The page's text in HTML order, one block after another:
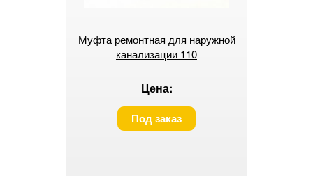
Муфта ремонтная для наружной
канализации 110
Цена:
Под заказ